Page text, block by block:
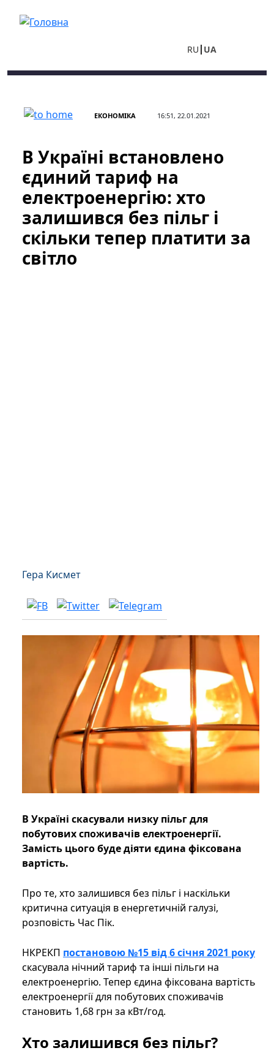
RU UA
ЕКОНОМІКА 16:51, 22.01.2021
В Україні встановлено
єдиний тариф на
електроенергію: хто
залишився без пільг і
скільки тепер платити за
світло
Гера Кисмет
В Україні скасували низку пільг для
побутових споживачів електроенергії.
Замість цього буде діяти єдина фіксована
вартість.
Про те, хто залишився без пільг і наскільки
критична ситуація в енергетичній галузі,
розповість Час Пік.
НКРЕКП постановою №15 від 6 січня 2021 року
скасувала нічний тариф та інші пільги на
електроенергію. Тепер єдина фіксована вартість
електроенергії для побутових споживачів
становить 1,68 грн за кВт/год.
Хто залишився без пільг?